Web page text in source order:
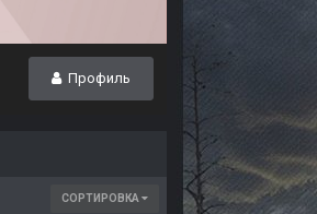
Профиль
СОРТИРОВКА